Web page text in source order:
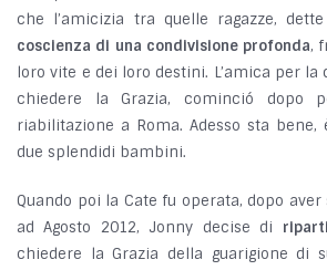
che l’amicizia tra quelle ragazze, dette
coscienza di una condivisione profonda,
loro vite e dei loro destini. L’amica per la
chiedere la Grazia, cominció dopo
riabilitazione a Roma. Adesso sta bene,
due splendidi bambini.
Quando poi la Cate fu operata, dopo
ad Agosto 2012, Jonny decise di
chiedere la Grazia della guarigione di